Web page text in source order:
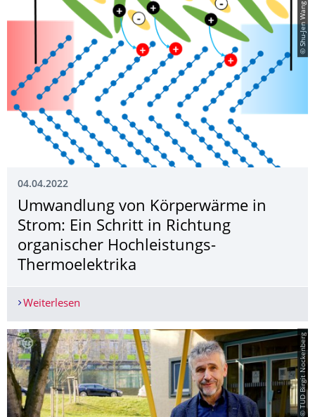
© Shu-Jen Wang
04.04.2022
Umwandlung von Körperwärme in
Strom: Ein Schritt in Richtung
organischer Hochleistungs-
Thermoelektrika
Weiterlesen
© TUD Birgit Nockenberg